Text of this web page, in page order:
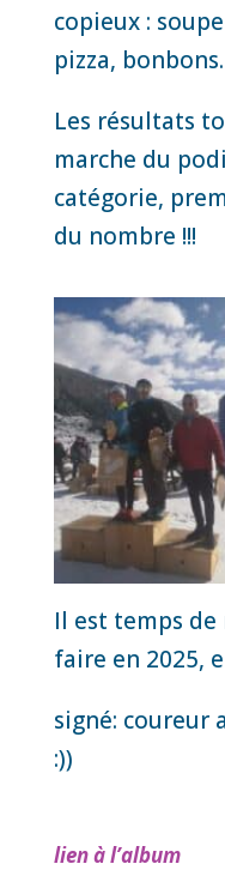
copieux :
pizza, bonbons.
Les résultats
marche du
catégorie,
du nombre !!!
Il est temps
faire en 2025,
signé: coureur
:))
lien à l’album